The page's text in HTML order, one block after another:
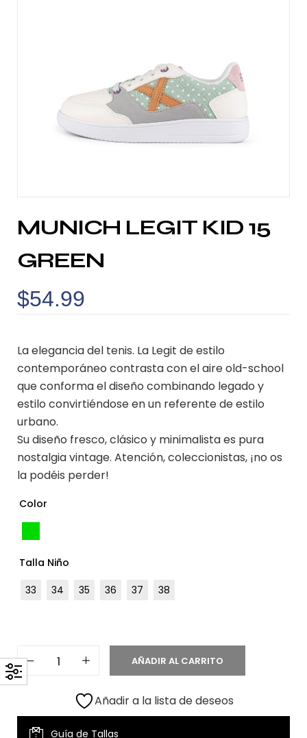
MUNICH LEGIT KID 15
GREEN
$54.99
La elegancia del tenis. La Legit de estilo
contemporáneo contrasta con el aire old-school
que conforma el diseño combinando legado y
estilo convirtiéndose en un referente de estilo
urbano.
Su diseño fresco, clásico y minimalista es pura
nostalgia vintage. Atención, coleccionistas, ¡no os
la podéis perder!
Color
Talla Niño
33
34 35 36 37 38
AÑADIR AL CARRITO
Añadir a la lista de deseos
Guía de Tallas